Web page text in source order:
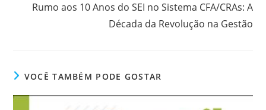
Rumo aos 10 Anos do SEI no Sistema CFA/CRAs: A
Década da Revolução na Gestão
VOCÊ TAMBÉM PODE GOSTAR